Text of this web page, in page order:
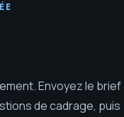
Envoyez le brief
de cadrage, puis